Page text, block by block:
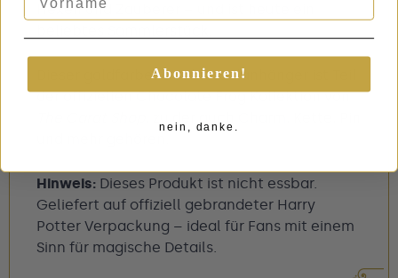
Hexen und Zauberer – und ist heute ein
Dieser goldfarbene Schlüsselanhänger ist Teil
der offiziellen Chocolate Frog Kollektion von
Hinweis: Dieses Produkt ist nicht essbar.
Geliefert auf offiziell gebrandeter Harry
Potter Verpackung – ideal für Fans mit einem
Sinn für magische Details.
Abonnieren!
nein, danke.